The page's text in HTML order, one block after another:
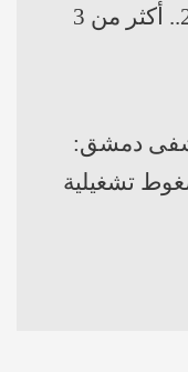
قياسيًا خلال 2026.. أكثر من 3
دمشق:
تشغيلية